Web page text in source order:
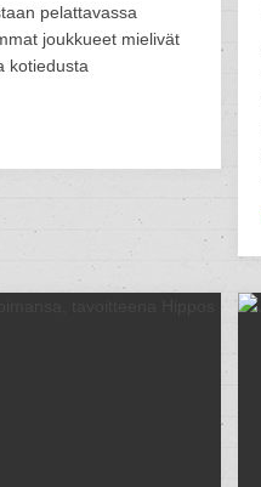
pelattavassa
joukkueet mielivät
kotiedusta